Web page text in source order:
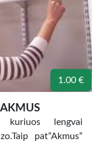
1.00 €
kuriuos lengvai
pat”Akmus”